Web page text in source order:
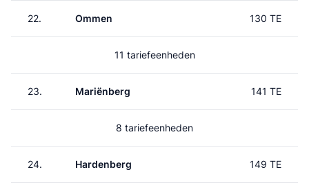
22. Ommen 130 TE
11 tariefeenheden
23. Mariënberg 141 TE
8 tariefeenheden
24. Hardenberg 149 TE